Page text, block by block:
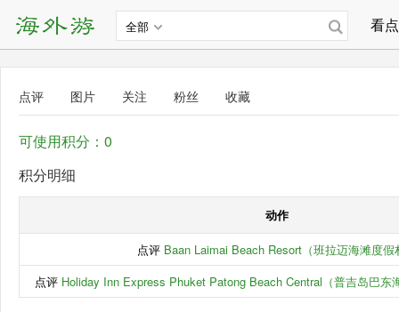
全部 看
点评 图片 关注 粉丝 收藏
可使用积分：0
积分明细
动作
点评 Baan Laimai Beach Resort（班拉迈海滩度假
点评 Holiday Inn Express Phuket Patong Beach Central（普吉岛巴东